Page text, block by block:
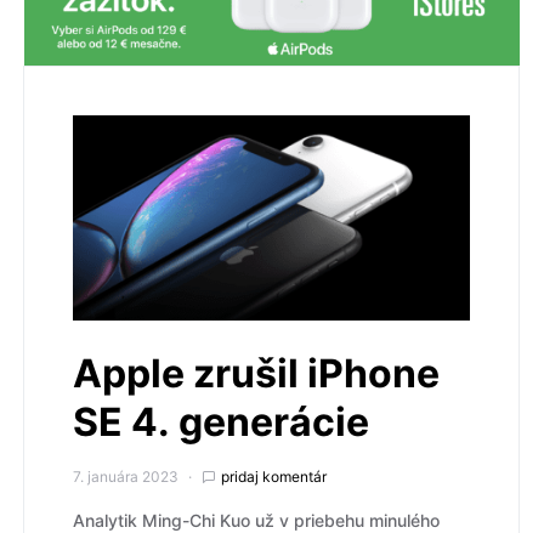
Apple zrušil iPhone
SE 4. generácie
7. januára 2023 pridaj komentár
Analytik Ming-Chi Kuo už v priebehu minulého